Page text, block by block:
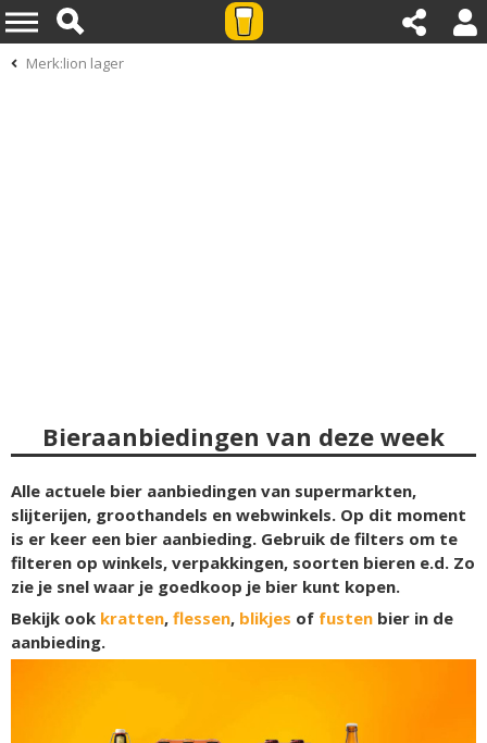
Merk:lion lager
Bieraanbiedingen van deze week
Alle actuele bier aanbiedingen van supermarkten,
slijterijen, groothandels en webwinkels. Op dit moment
is er keer een bier aanbieding. Gebruik de filters om te
filteren op winkels, verpakkingen, soorten bieren e.d. Zo
zie je snel waar je goedkoop je bier kunt kopen.
Bekijk ook kratten, flessen, blikjes of fusten bier in de
aanbieding.